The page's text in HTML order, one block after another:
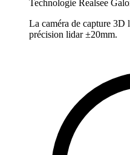
Technologie Realsee
La caméra de capture 3D
précision lidar ±20mm.